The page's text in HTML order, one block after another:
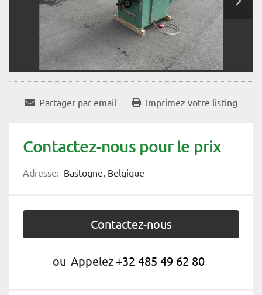
Partager par email Imprimez votre listing
Contactez-nous pour le prix
Adresse: Bastogne, Belgique
Contactez-nous
ou Appelez +32 485 49 62 80